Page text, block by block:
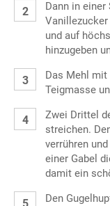
Dann in einer
Vanillezucker
und auf
hinzugeben
Das Mehl
Teigmasse
Zwei Drittel
streichen.
verrühren
einer Gabel
damit ein
Den